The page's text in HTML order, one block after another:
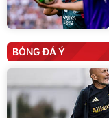
BÓNG ĐÁ Ý